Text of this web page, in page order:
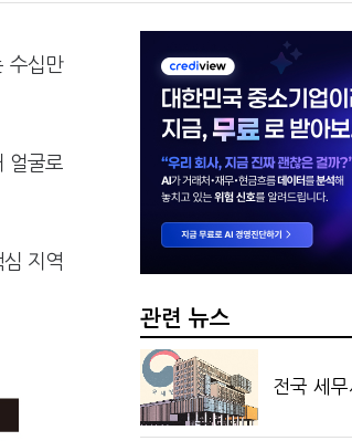
전자담배 통관, 이제 제품이 아니라 공급망을 본다
종부세는 집값, 가업상속은 기술…납세자가 꼭 볼 5
배달라이더 원천징수 세금 인하…환급 플랫폼 수
함께 찾은 체납자 현금 1억…국세청·관세청 누가 가
수상한 업체 1분 만에 '콕' 집는 세관 직원 정체는?
집 한 채 팔고 200억 공제…임광현 "무한정 혜택,
반도체·AI로봇 국내 생산땐 세금 깎아준다
개정 세무사법 단속 효과…'올○스' 운영법인 폐업
수십만
얼굴로
지역
관련 뉴스
전국 세